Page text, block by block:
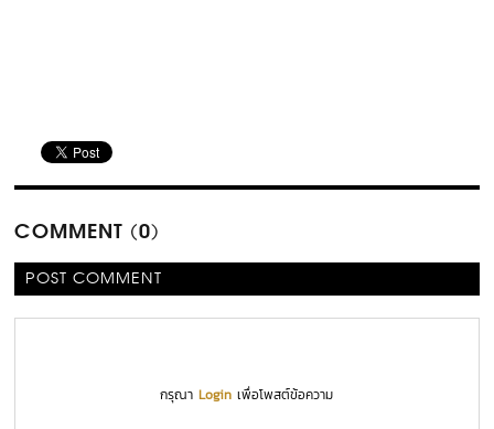
COMMENT (0)
POST COMMENT
กรุณาLogin เพื่อโพสต์ข้อความ